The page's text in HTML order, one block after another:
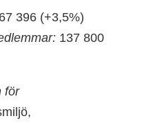
396 (+3,5%)
137 800
för